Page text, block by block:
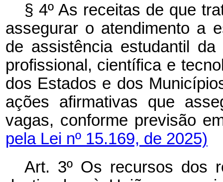
§ 4º As receitas de que
assegurar o atendimento a
de assistência estudantil
profissional, científica e
dos Estados e dos
ações afirmativas que
vagas, conforme previsão
pela Lei nº 15.169, de 2025)
Art. 3º Os recursos dos